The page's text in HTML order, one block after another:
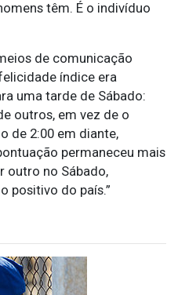
têm. É o indivíduo
de comunicação
índice era
uma tarde de Sábado:
outros, em vez de o
de 2:00 em diante,
permaneceu mais
outro no Sábado,
positivo do país.”